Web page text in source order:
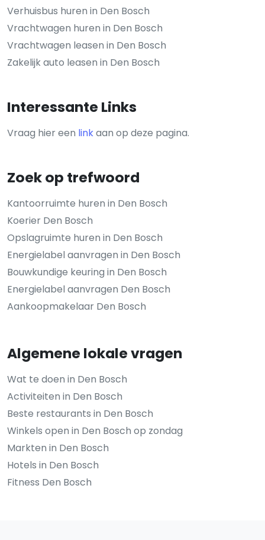
Verhuisbus huren in Den Bosch
Vrachtwagen huren in Den Bosch
Vrachtwagen leasen in Den Bosch
Zakelijk auto leasen in Den Bosch
Interessante Links
Vraag hier een linkaan op deze pagina.
Zoek op trefwoord
Kantoorruimte huren in Den Bosch
Koerier Den Bosch
Opslagruimte huren in Den Bosch
Energielabel aanvragen in Den Bosch
Bouwkundige keuring in Den Bosch
Energielabel aanvragen Den Bosch
Aankoopmakelaar Den Bosch
Algemene lokale vragen
Wat te doen in Den Bosch
Activiteiten in Den Bosch
Beste restaurants in Den Bosch
Winkels open in Den Bosch op zondag
Markten in Den Bosch
Hotels in Den Bosch
Fitness Den Bosch